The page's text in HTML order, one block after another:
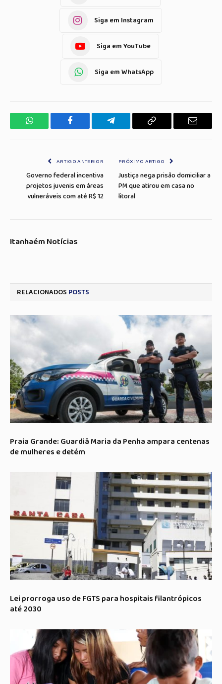
Siga em Instagram
Siga em YouTube
Siga em WhatsApp
WhatsApp Facebook Telegrama Copiar
E-
ARTIGO ANTERIOR
Governo federal incentiva
projetos juvenis em áreas
vulneráveis com até R$ 12
PRÓXIMO ARTIGO
Justiça nega prisão domiciliar a
PM que atirou em casa no
litoral
Itanhaém Notícias
RELACIONADOS POSTS
Praia Grande: Guardiã Maria da Penha ampara centenas
de mulheres e detém
Lei prorroga uso de FGTS para hospitais filantrópicos
até 2030